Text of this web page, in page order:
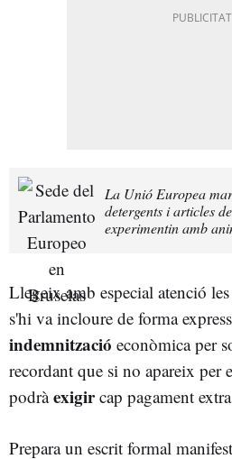
La Unió Europea
detergents i articles
experimentin amb
Llegeix amb especial atenció les
s'hi va incloure de forma
indemnització econòmica per
recordant que si no apareix per
podràexigircap pagament
Prepara un escrit formal